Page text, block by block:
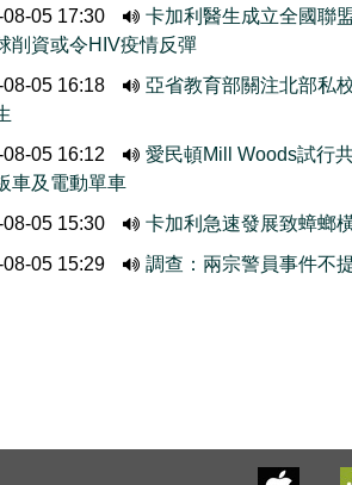
08-05 17:30
卡加利醫生成立全國聯
削資或令HIV疫情反彈
08-05 16:18
亞省教育部關注北部私
05 16:12
愛民頓Mill Woods試行
車及電動單車
08-05 15:30
卡加利急速發展致蟑螂
08-05 15:29
調查：兩宗警員事件不